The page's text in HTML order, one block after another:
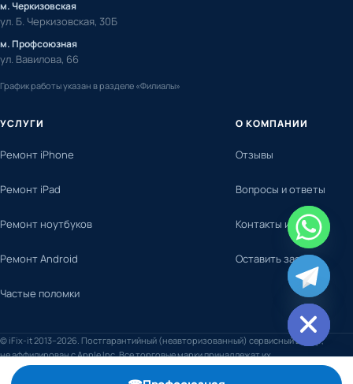
УСЛУГИ
Ремонт iPhone
Ремонт iPad
Ремонт ноутбуков
Ремонт Android
Частые поломки
О КОМПАНИИ
Отзывы
Вопросы и ответы
Контакты и адреса
Оставить заявку
м. Черкизовская
ул. Б. Черкизовская, 30Б
м. Профсоюзная
ул. Вавилова, 66
График работы указан в разделе «Филиалы»
© iFix-it 2013–2026. Постгарантийный (неавторизованный) сервисный центр,
не аффилирован с Apple Inc. Все торговые марки принадлежат их
правообладателям.
Hide
chaty